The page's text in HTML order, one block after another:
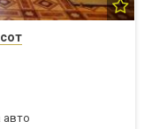
авто